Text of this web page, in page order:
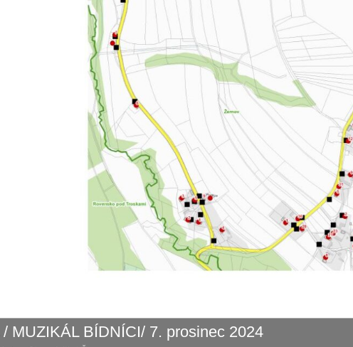
MUZIKÁL BÍDNÍCI/ 7. prosinec 2024